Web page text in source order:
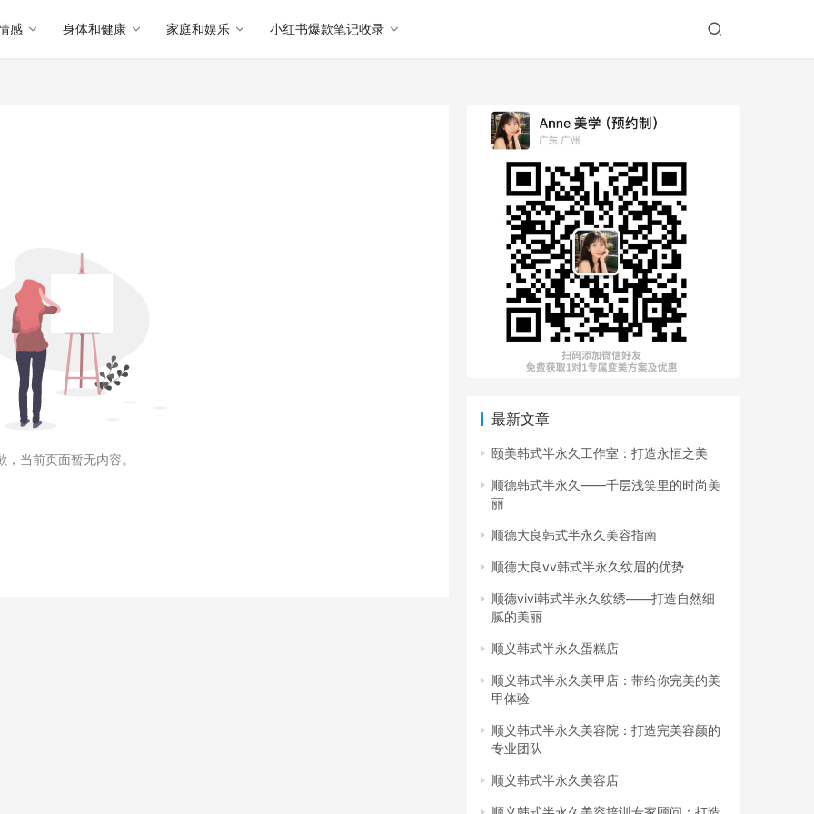
感 身体和健康 家庭和娱乐 小红书爆款笔记收录
，当前页面暂无内容。
最新文章
颐美韩式半永久工作室：打造永恒之美
顺德韩式半永久——千层浅笑里的时尚美
丽
顺德大良韩式半永久美容指南
顺德大良vv韩式半永久纹眉的优势
顺德vivi韩式半永久纹绣——打造自然细
腻的美丽
顺义韩式半永久蛋糕店
顺义韩式半永久美甲店：带给你完美的美
甲体验
顺义韩式半永久美容院：打造完美容颜的
专业团队
顺义韩式半永久美容店